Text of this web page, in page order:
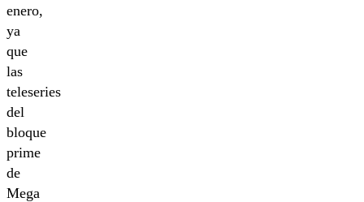
enero,
ya
que
las
teleseries
del
bloque
prime
de
Mega